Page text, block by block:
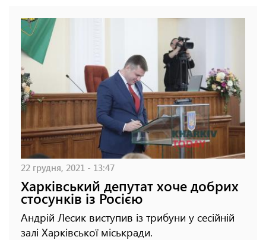
22 грудня, 2021 - 13:47
Харківський депутат хоче добрих
стосунків із Росією
Андрій Лесик виступив із трибуни у сесійній
залі Харківської міськради.